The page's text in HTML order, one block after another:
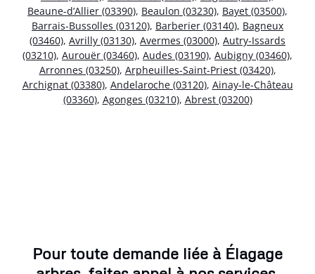
Beaune-d’Allier (03390), Beaulon (03230), Bayet (03500),
Barrais-Bussolles (03120), Barberier (03140), Bagneux
(03460), Avrilly (03130), Avermes (03000), Autry-Issards
(03210), Aurouër (03460), Audes (03190), Aubigny (03460),
Arronnes (03250), Arpheuilles-Saint-Priest (03420),
Archignat (03380), Andelaroche (03120), Ainay-le-Château
(03360), Agonges (03210), Abrest (03200)
Pour toute demande liée à Élagage